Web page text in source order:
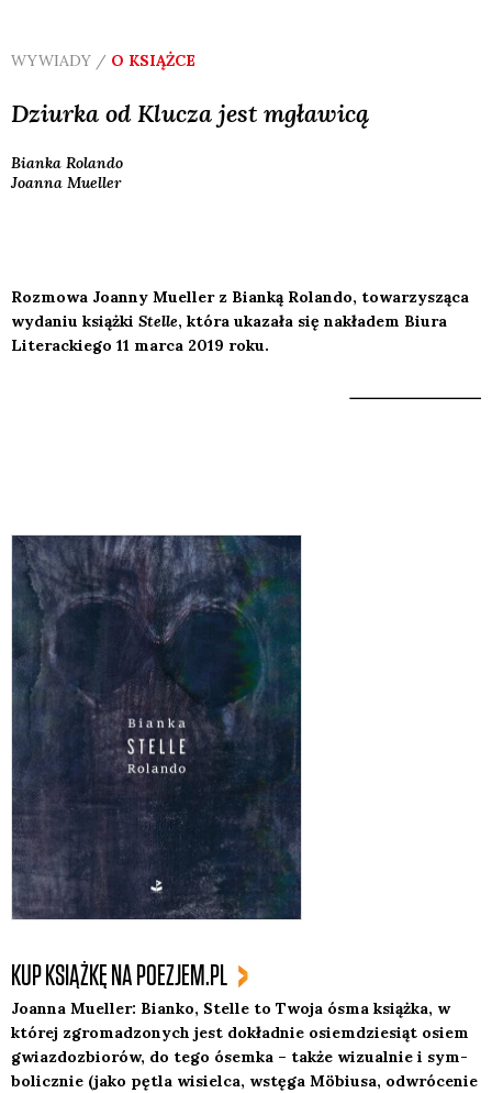
WYWIADY / O KSIĄŻCE
Dziurka od Klucza jest mgławicą
Bianka Rolando
Joanna Mueller
Rozmowa Joanny Mueller z Bianką Rolando, towarzysząca
wydaniu książki Stelle, która ukazała się nakładem Biura
Literackiego 11 marca 2019 roku.
KUP KSIĄŻKĘ NA POEZJEM.PL
Joan­na Muel­ler: Bian­ko, Stel­le to Two­ja ósma książ­ka, w
któ­rej zgro­ma­dzo­nych jest dokład­nie osiem­dzie­siąt osiem
gwiaz­do­zbio­rów, do tego ósem­ka – tak­że wizu­al­nie i sym­
bo­licz­nie (jako pętla wisiel­ca, wstę­ga Möbiu­sa, odwró­ce­nie